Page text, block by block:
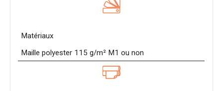
Matériaux
Maille polyester 115 g/m² M1 ou non